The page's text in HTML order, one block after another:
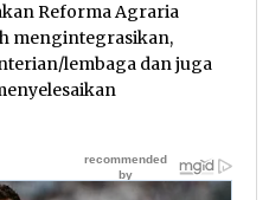
Reforma Agraria
mengintegrasikan,
lembaga dan juga